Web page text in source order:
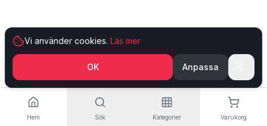
Hem Sök Kategorier Varukorg
Vi använder cookies. Läs mer
OK Anpassa